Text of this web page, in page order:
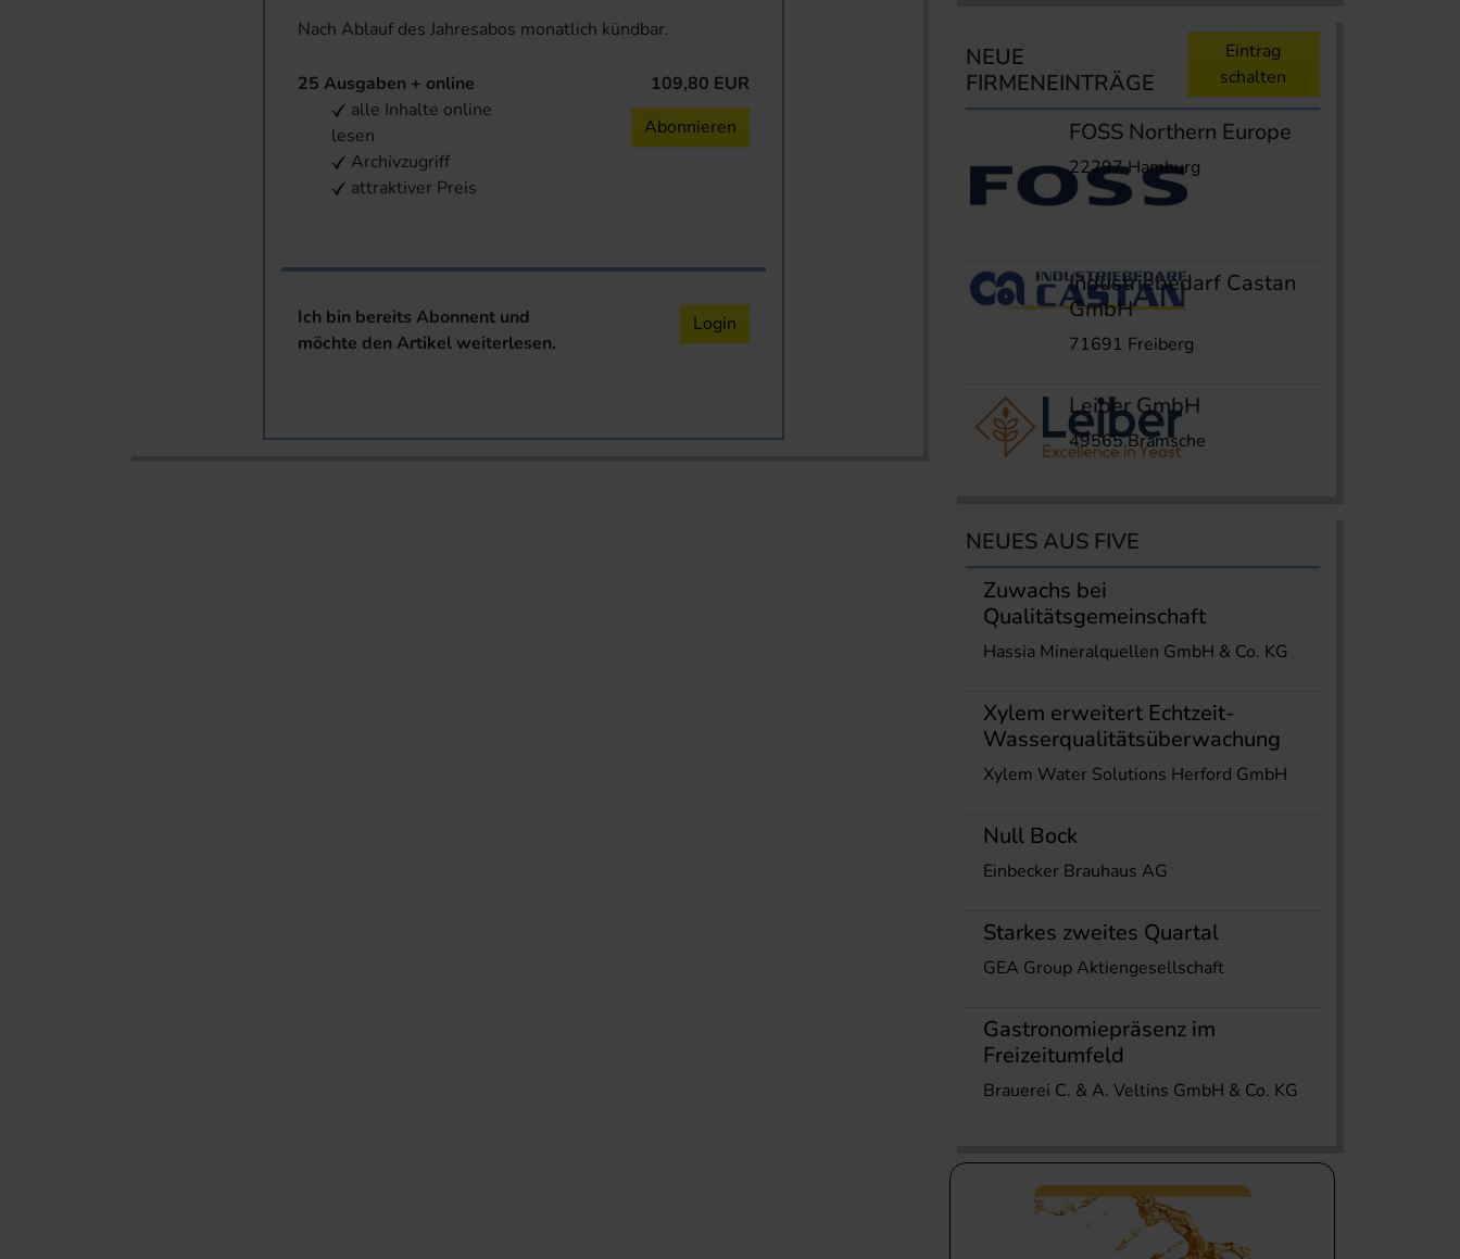
Nach Ablauf des Jahresabos monatlich kündbar.
25 Ausgaben + online
alle Inhalte online
lesen
Archivzugriff
attraktiver Preis
109,80 EUR
Abonnieren
Ich bin bereits Abonnent und
möchte den Artikel weiterlesen.
Login
NEUE
FIRMENEINTRÄGE
Eintrag
schalten
FOSS Northern Europe
22297 Hamburg
Industriebedarf Castan
GmbH
71691 Freiberg
Leiber GmbH
49565 Bramsche
NEUES AUS FIVE
Zuwachs bei
Qualitätsgemeinschaft
Hassia Mineralquellen GmbH & Co. KG
Xylem erweitert Echtzeit-
Wasserqualitätsüberwachung
Xylem Water Solutions Herford GmbH
Null Bock
Einbecker Brauhaus AG
Starkes zweites Quartal
GEA Group Aktiengesellschaft
Gastronomiepräsenz im
Freizeitumfeld
Brauerei C. & A. Veltins GmbH & Co. KG